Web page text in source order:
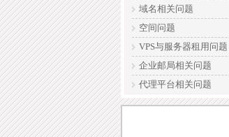
域名相关问题
空间问题
VPS与服务器租用问题
企业邮局相关问题
代理平台相关问题